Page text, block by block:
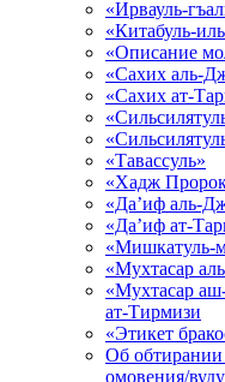
«Ирвауль-
«Китабуль-
«Описание
«Сахих аль-
«Сахих ат-
«Тавассуль»
«Хадж
«Да’иф аль-
«Да’иф ат-
«Мишкатуль-
«Мухтасар
«Мухтасар
ат-Тирмизи
«Этикет
Об
омовения/